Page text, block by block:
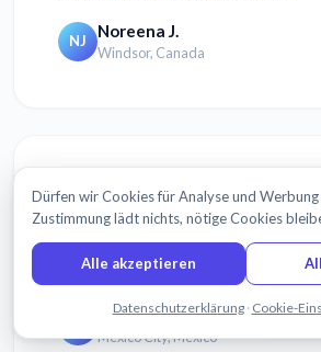
NJ Noreena J.
Windsor, Canada
You guys wereSO easy to use.
my life so complicated but you
to work with!
Mariana G.
Mexico City, Mexico
Dürfen wir Cookies für Analyse und
Zustimmung lädt nichts, nötige Cookies
Alle akzeptieren
Datenschutzerklärung · Cookie-